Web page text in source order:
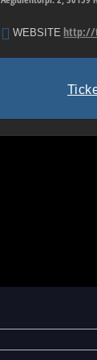
WEBSITE http://